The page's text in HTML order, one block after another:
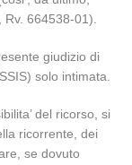
664538-01).
giudizio di
solo intimata.
del ricorso, si
ricorrente, dei
se dovuto